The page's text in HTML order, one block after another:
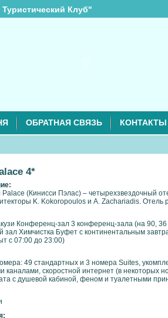
Клуб"
ОБРАТНАЯ СВЯЗЬ КОНТАКТЫ
4*
(Кинисси Пэлас) – четырехзвездочный
K. Kokoropoulos и A. Zachariadis. Отель
Конференц-зал 3 конференц-зала (на 90,
зал Химчистка Буфет с континентальным
с 07:00 до 23:00)
49 стандартных и 3 номера Suites,
каналами, скоростной интернет (в
с душевой кабиной, феном и туалетными